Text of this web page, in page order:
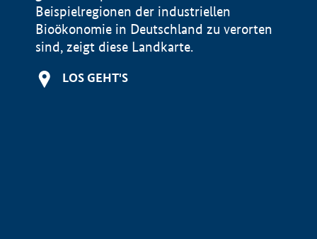
Beispielregionen der industriellen
Bioökonomie in Deutschland zu verorten
sind, zeigt diese Landkarte.
LOS GEHT'S